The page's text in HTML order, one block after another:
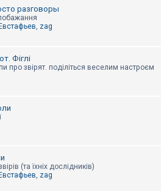
разговоры
, zag
Фіглі
про звірят. поділіться веселим настроєм
(та їхніх дослідників)
, zag